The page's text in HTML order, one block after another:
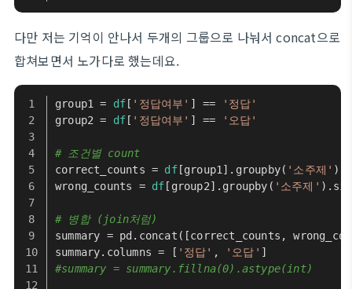
다만 저는 기억이 안나서 두개의 그룹으로 나눠서 concat으로
합쳐보면서 노가다로 했는데요.
group1 = df [ '정답여부' ] ==
'정답'
group2 = df [ '정답여부' ] == '오답'
# 조건별 count
correct_counts = df[group1].groupby( '소주제'
wrong_counts = df [group2].groupby( '소주제'
# 병합 (join처럼)
summary = pd.concat([correct_counts,
summary.columns = [ '정답' , '오답' ]
#summary = summary.fillna(0).astype(int)